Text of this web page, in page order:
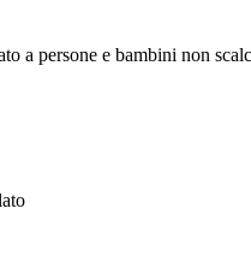
a persone e bambini non